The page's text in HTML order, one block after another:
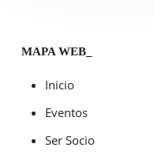
MAPA WEB_
Inicio
Eventos
Ser Socio